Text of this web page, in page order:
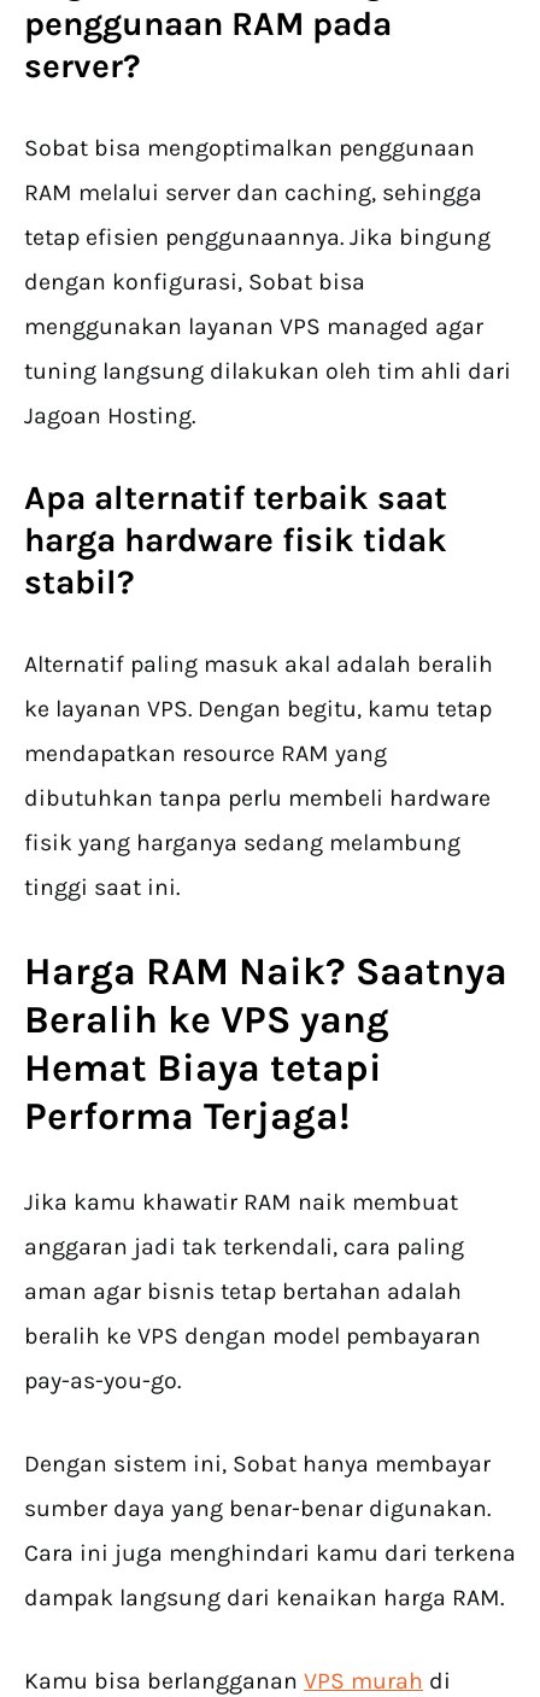
penggunaan RAM pada
server?
Sobat bisa mengoptimalkan penggunaan
RAM melalui server dan caching, sehingga
tetap efisien penggunaannya. Jika bingung
dengan konfigurasi, Sobat bisa
menggunakan layanan VPS managed agar
tuning langsung dilakukan oleh tim ahli dari
Jagoan Hosting.
Apa alternatif terbaik saat
harga hardware fisik tidak
stabil?
Alternatif paling masuk akal adalah beralih
ke layanan VPS. Dengan begitu, kamu tetap
mendapatkan resource RAM yang
dibutuhkan tanpa perlu membeli hardware
fisik yang harganya sedang melambung
tinggi saat ini.
Harga RAM Naik? Saatnya
Beralih ke VPS yang
Hemat Biaya tetapi
Performa Terjaga!
Jika kamu khawatir RAM naik membuat
anggaran jadi tak terkendali, cara paling
aman agar bisnis tetap bertahan adalah
beralih ke VPS dengan model pembayaran
pay-as-you-go.
Dengan sistem ini, Sobat hanya membayar
sumber daya yang benar-benar digunakan.
Cara ini juga menghindari kamu dari terkena
dampak langsung dari kenaikan harga RAM.
Kamu bisa berlangganan VPS murah di